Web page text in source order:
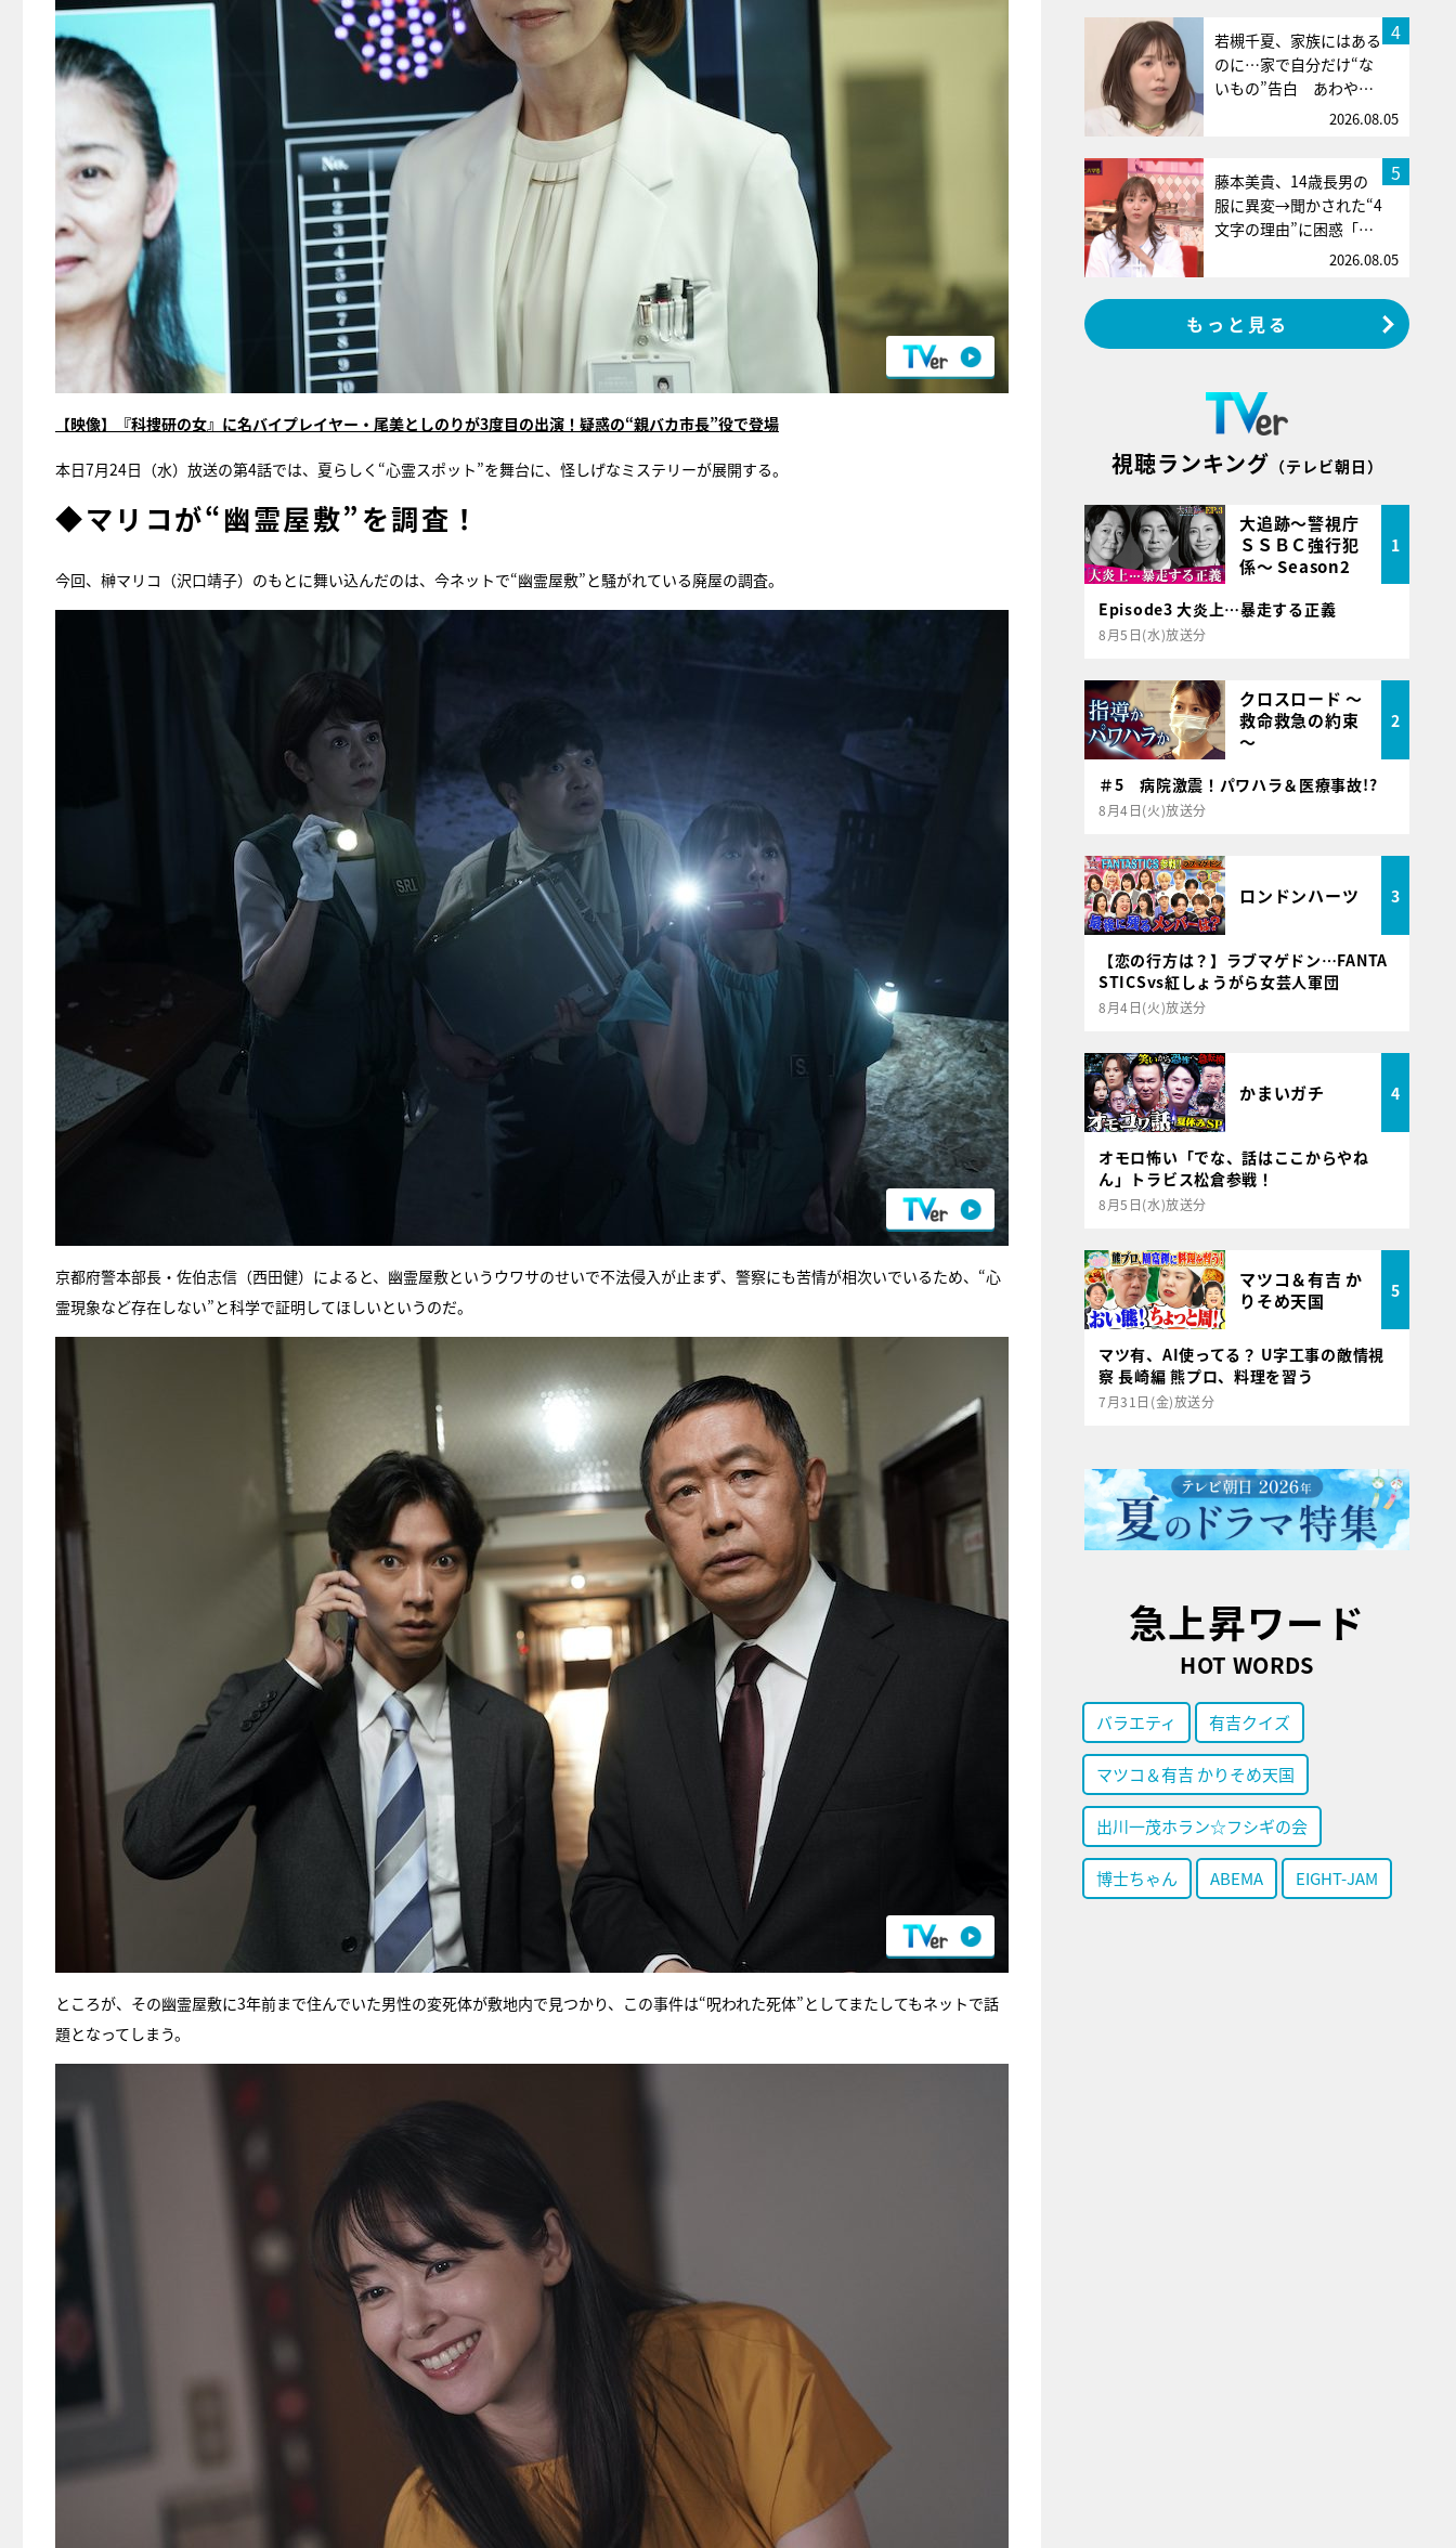
【映像】『科捜研の女』に名バイプレイヤー・尾美としのりが3度目の出演！疑惑の“親バカ市長”役で登場
本日7月24日（水）放送の第4話では、夏らしく“心霊スポット”を舞台に、怪しげなミステリーが展開する。
◆マリコが“幽霊屋敷”を調査！
今回、榊マリコ（沢口靖子）のもとに舞い込んだのは、今ネットで“幽霊屋敷”と騒がれている廃屋の調査。
京都府警本部長・佐伯志信（西田健）によると、幽霊屋敷というウワサのせいで不法侵入が止まず、警察にも苦情が相次いでいるため、“心
霊現象など存在しない”と科学で証明してほしいというのだ。
ところが、その幽霊屋敷に3年前まで住んでいた男性の変死体が敷地内で見つかり、この事件は“呪われた死体”としてまたしてもネットで話
題となってしまう。
4
若槻千夏、家族にはある
のに…家で自分だけ“な
いもの”告白 あわや…
2026.08.05
5
藤本美貴、14歳長男の
服に異変→聞かされた“4
文字の理由”に困惑「…
2026.08.05
もっと見る
視聴ランキング （テレビ朝日）
大追跡～警視庁
ＳＳＢＣ強行犯
係～ Season2
1
Episode3 大炎上…暴走する正義
8月5日(水)放送分
クロスロード ～
救命救急の約束
～
2
＃5 病院激震！パワハラ＆医療事故!?
8月4日(火)放送分
ロンドンハーツ 3
【恋の行方は？】ラブマゲドン…FANTA
STICSvs紅しょうがら女芸人軍団
8月4日(火)放送分
かまいガチ 4
オモロ怖い「でな、話はここからやね
ん」トラビス松倉参戦！
8月5日(水)放送分
マツコ＆有吉 か
りそめ天国
5
マツ有、AI使ってる？ U字工事の敵情視
察 長崎編 熊プロ、料理を習う
7月31日(金)放送分
急上昇ワード
HOT WORDS
バラエティ 有吉クイズ
マツコ＆有吉 かりそめ天国
出川一茂ホラン☆フシギの会
博士ちゃん ABEMA EIGHT-JAM